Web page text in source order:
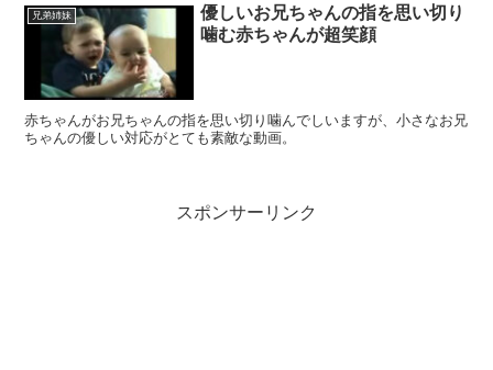
兄弟姉妹
優しいお兄ちゃんの指を思い切り
噛む赤ちゃんが超笑顔
赤ちゃんがお兄ちゃんの指を思い切り噛んでしいますが、小さなお兄
ちゃんの優しい対応がとても素敵な動画。
スポンサーリンク